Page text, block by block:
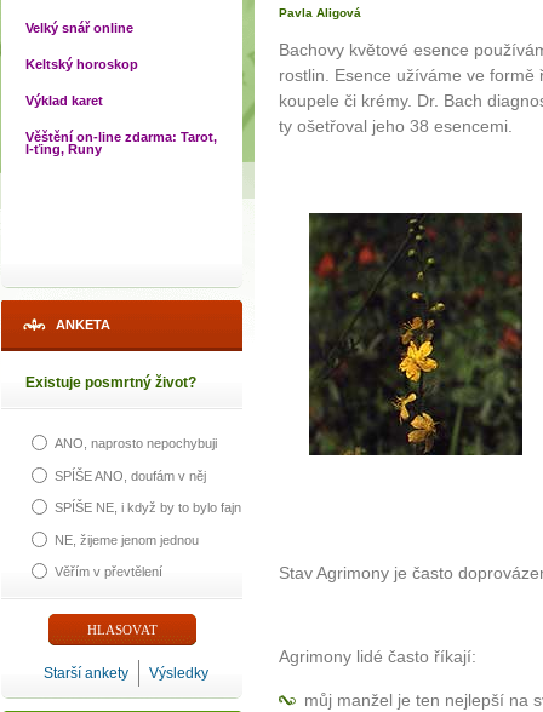
Velký snář online
Keltský horoskop
Výklad karet
Věštění on-line zdarma: Tarot,
I-ťing, Runy
ANKETA
Existuje posmrtný život?
ANO, naprosto nepochybuji
SPÍŠE ANO, doufám v něj
SPÍŠE NE, i když by to bylo fajn
NE, žijeme jenom jednou
Věřím v převtělení
Starší ankety Výsledky
Pavla Aligová
Bachovy květové esence
rostlin. Esence užíváme ve
koupele či krémy. Dr. Bach
ty ošetřoval jeho 38 esencemi.
Stav Agrimony je často
Agrimony lidé často říkají:
můj manžel je ten nejlepší na